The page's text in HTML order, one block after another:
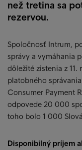
než tretina sa
rezervou.
Spoločnosť Intrum,
správy a vymáhania
dôležité zistenia z
platobného
Consumer Payment
odpovede 20 000
toho bolo 1 000
Disponibilný príjem